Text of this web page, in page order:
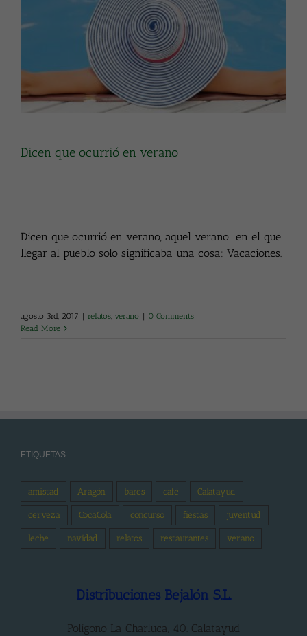
Dicen que ocurrió en verano
Dicen que ocurrió en verano, aquel verano en el que
llegar al pueblo solo significaba una cosa: Vacaciones.
agosto 3rd, 2017 relatos, verano
0 Comments
Read More
ETIQUETAS
amistad Aragón bares café Calatayud
cerveza CocaCola concurso fiestas juventud
leche navidad relatos restaurantes verano
Distribuciones Bejalón S.L.
Polígono La Charluca, 40. Calatayud